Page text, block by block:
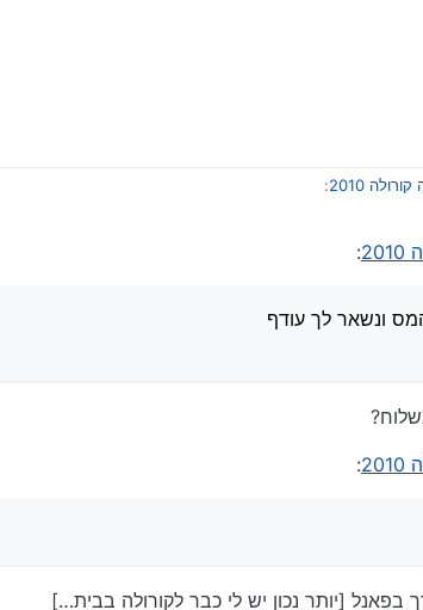
2010
:
:
ונשאר לך עודף
:
[יותר נכון יש לי כבר לקורולה בבית…]